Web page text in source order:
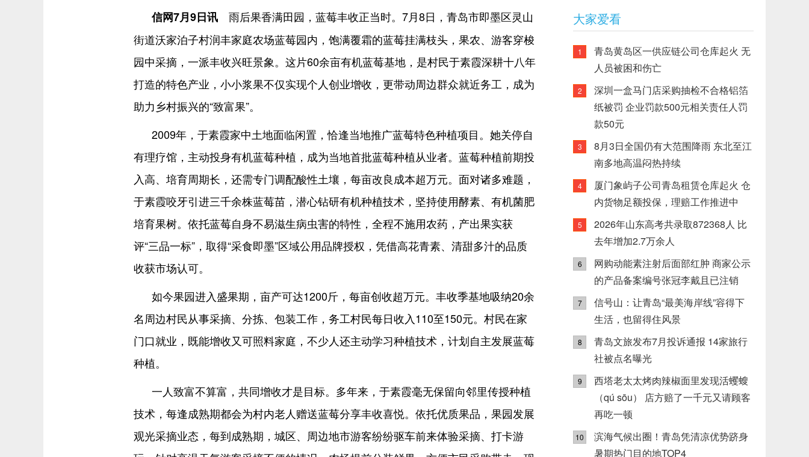
信网7月9日讯 雨后果香满田园，蓝莓丰收正当时。7月8日，青岛市即墨区灵山
街道沃家泊子村润丰家庭农场蓝莓园内，饱满覆霜的蓝莓挂满枝头，果农、游客穿梭
园中采摘，一派丰收兴旺景象。这片60余亩有机蓝莓基地，是村民于素霞深耕十八年
打造的特色产业，小小浆果不仅实现个人创业增收，更带动周边群众就近务工，成为
助力乡村振兴的“致富果”。
2009年，于素霞家中土地面临闲置，恰逢当地推广蓝莓特色种植项目。她关停自
有理疗馆，主动投身有机蓝莓种植，成为当地首批蓝莓种植从业者。蓝莓种植前期投
入高、培育周期长，还需专门调配酸性土壤，每亩改良成本超万元。面对诸多难题，
于素霞咬牙引进三千余株蓝莓苗，潜心钻研有机种植技术，坚持使用酵素、有机菌肥
培育果树。依托蓝莓自身不易滋生病虫害的特性，全程不施用农药，产出果实获
评“三品一标”，取得“采食即墨”区域公用品牌授权，凭借高花青素、清甜多汁的品质
收获市场认可。
如今果园进入盛果期，亩产可达1200斤，每亩创收超万元。丰收季基地吸纳20余
名周边村民从事采摘、分拣、包装工作，务工村民每日收入110至150元。村民在家
门口就业，既能增收又可照料家庭，不少人还主动学习种植技术，计划自主发展蓝莓
种植。
一人致富不算富，共同增收才是目标。多年来，于素霞毫无保留向邻里传授种植
技术，每逢成熟期都会为村内老人赠送蓝莓分享丰收喜悦。依托优质果品，果园发展
观光采摘业态，每到成熟期，城区、周边地市游客纷纷驱车前来体验采摘、打卡游
大家爱看
1
青岛黄岛区一供应链公司仓库起火 无
人员被困和伤亡
2
深圳一盒马门店采购抽检不合格铝箔
纸被罚 企业罚款500元相关责任人罚
款50元
3
8月3日全国仍有大范围降雨 东北至江
南多地高温闷热持续
4
厦门象屿子公司青岛租赁仓库起火 仓
内货物足额投保，理赔工作推进中
5
2026年山东高考共录取872368人 比
去年增加2.7万余人
6
网购动能素注射后面部红肿 商家公示
的产品备案编号张冠李戴且已注销
7
信号山：让青岛“最美海岸线”容得下
生活，也留得住风景
8
青岛文旅发布7月投诉通报 14家旅行
社被点名曝光
9
西塔老太太烤肉辣椒面里发现活蠼螋
（qú sōu） 店方赔了一千元又请顾客
再吃一顿
10
滨海气候出圈！青岛凭清凉优势跻身
暑期热门目的地TOP4